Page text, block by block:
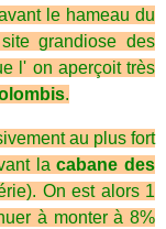
le hameau du
grandiose des
l' on aperçoit très
.
au plus fort
lacabane des
On est alors 1
à monter à 8%